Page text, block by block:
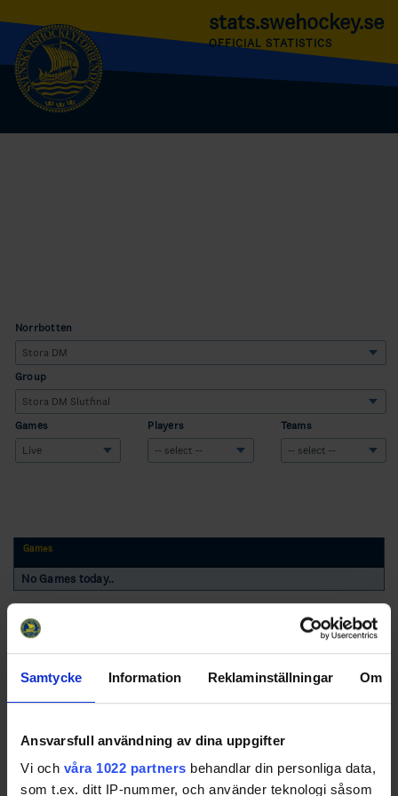
Samtycke Information Reklaminställningar Om
Ansvarsfull användning av dina uppgifter
Vi och våra 1022 partners behandlar din personliga data,
som t.ex. ditt IP-nummer, och använder teknologi såsom
stats.swehockey.se
OFFICIAL STATISTICS
Norrbotten
Group
Games Players Teams
Games
No Games today..
Swehockey – Svenska Ishockeyförbundets officiella app
Swehockey ger dig tillgång till nyheter, livebevakning